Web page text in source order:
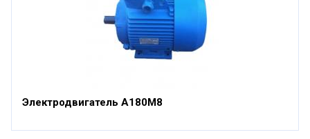
Электродвигатель А180М8